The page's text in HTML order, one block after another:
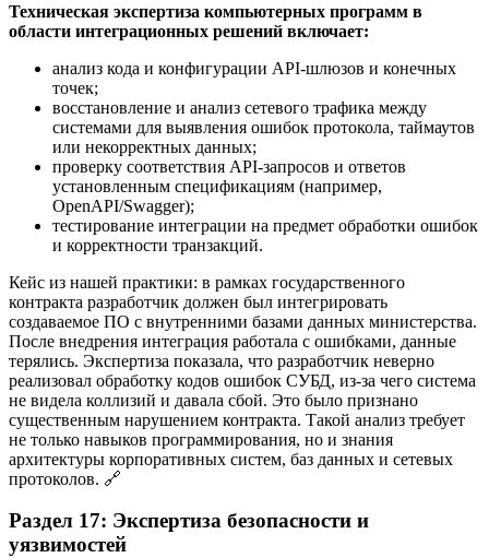
Техническая экспертиза компьютерных программ в
области интеграционных решений включает:
анализ кода и конфигурации API-шлюзов и конечных
точек;
восстановление и анализ сетевого трафика между
системами для выявления ошибок протокола, таймаутов
или некорректных данных;
проверку соответствия API-запросов и ответов
установленным спецификациям (например,
OpenAPI/Swagger);
тестирование интеграции на предмет обработки ошибок
и корректности транзакций.
Кейс из нашей практики: в рамках государственного
контракта разработчик должен был интегрировать
создаваемое ПО с внутренними базами данных министерства.
После внедрения интеграция работала с ошибками, данные
терялись. Экспертиза показала, что разработчик неверно
реализовал обработку кодов ошибок СУБД, из-за чего система
не видела коллизий и давала сбой. Это было признано
существенным нарушением контракта. Такой анализ требует
не только навыков программирования, но и знания
архитектуры корпоративных систем, баз данных и сетевых
протоколов. 🔗
Раздел 17: Экспертиза безопасности и
уязвимостей